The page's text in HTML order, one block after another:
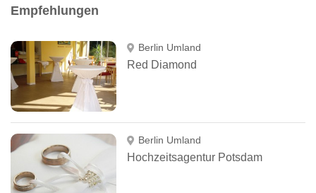
Empfehlungen
Berlin Umland
Red Diamond
Berlin Umland
Hochzeitsagentur Potsdam